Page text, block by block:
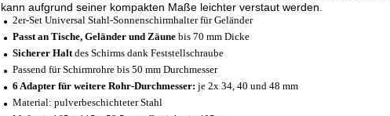
kann aufgrund seiner kompakten Maße leichter verstaut werden.
2er-Set Universal Stahl-Sonnenschirmhalter für Geländer
Passt an Tische, Geländer und Zäune bis 70 mm Dicke
Sicherer Haltdes Schirms dank Feststellschraube
Passend für Schirmrohre bis 50 mm Durchmesser
6 Adapter für weitere Rohr-Durchmesser: je 2x 34, 40 und 48 mm
Material: pulverbeschichteter Stahl